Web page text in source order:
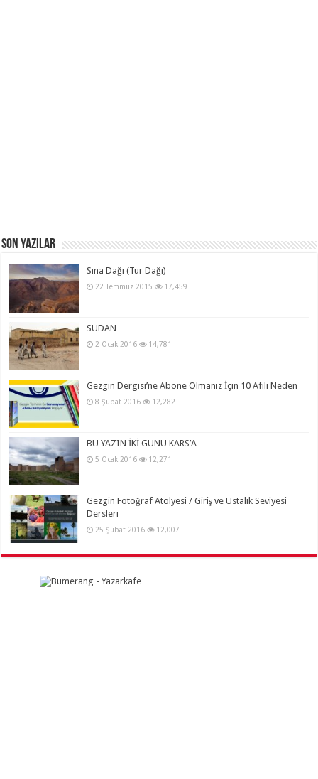
Son Yazılar
Sina Dağı (Tur Dağı)
22 Temmuz 2015 17,459
SUDAN
2 Ocak 2016 14,781
Gezgin Dergisi’ne Abone Olmanız İçin 10 Afili Neden
8 Şubat 2016 12,282
BU YAZIN İKİ GÜNÜ KARS’A…
5 Ocak 2016 12,271
Gezgin Fotoğraf Atölyesi / Giriş ve Ustalık Seviyesi
Dersleri
25 Şubat 2016 12,007